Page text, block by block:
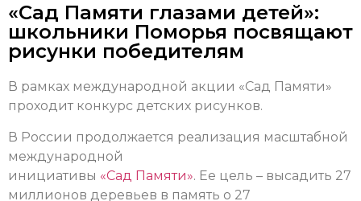
«Сад Памяти глазами детей»:
школьники Поморья посвящают
рисунки победителям
В рамках международной акции «Сад Памяти»
проходит конкурс детских рисунков.
В России продолжается реализация масштабной
международной
инициативы «Сад Памяти». Ее цель – высадить 27
миллионов деревьев в память о 27